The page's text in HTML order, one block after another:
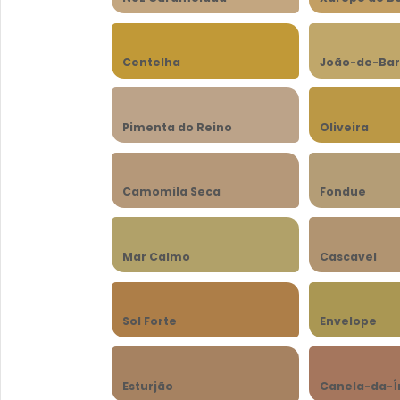
Centelha João-de-
Pimenta do Reino Oliveira
Camomila Seca Fondue
Mar Calmo Cascavel
Sol Forte Envelope
Esturjão Canela-da-